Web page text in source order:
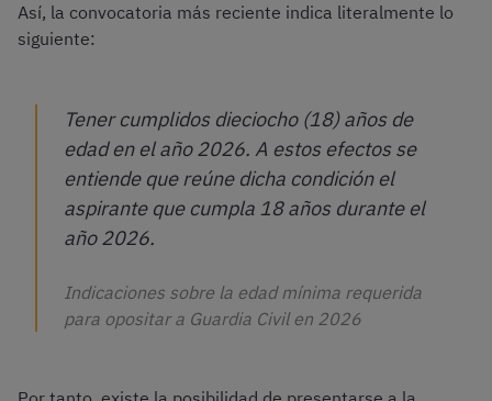
Así, la convocatoria más reciente indica literalmente lo
siguiente:
Tener cumplidos dieciocho (18) años de
edad en el año 2026. A estos efectos se
entiende que reúne dicha condición el
aspirante que cumpla 18 años durante el
año 2026.
Indicaciones sobre la edad mínima requerida
para opositar a Guardia Civil en 2026